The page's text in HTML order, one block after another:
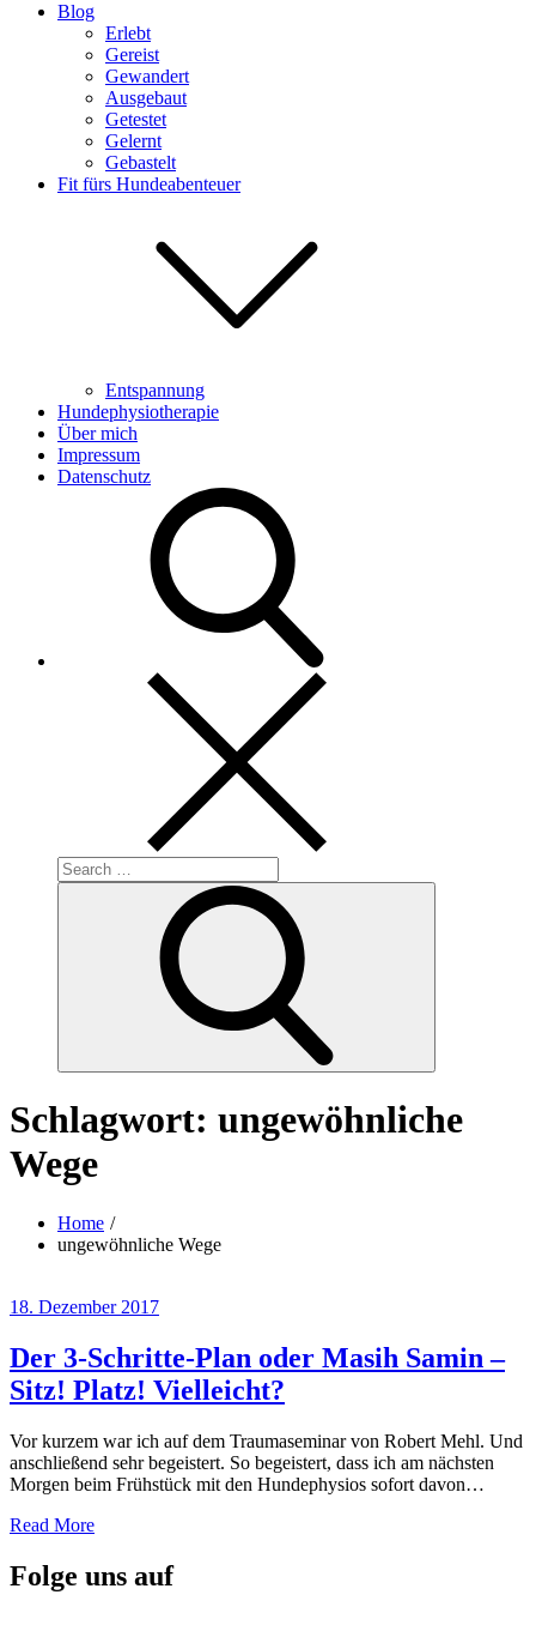
Blog
Erlebt
Gereist
Gewandert
Ausgebaut
Getestet
Gelernt
Gebastelt
Fit fürs Hundeabenteuer
Entspannung
Hundephysiotherapie
Über mich
Impressum
Datenschutz
Search
for:
Schlagwort: ungewöhnliche
Wege
Home
ungewöhnliche Wege
Posted
18. Dezember 2017
Der 3-Schritte-Plan oder Masih Samin –
Sitz! Platz! Vielleicht?
Vor kurzem war ich auf dem Traumaseminar von Robert Mehl. Und
anschließend sehr begeistert. So begeistert, dass ich am nächsten
Morgen beim Frühstück mit den Hundephysios sofort davon…
Read More
Folge uns auf